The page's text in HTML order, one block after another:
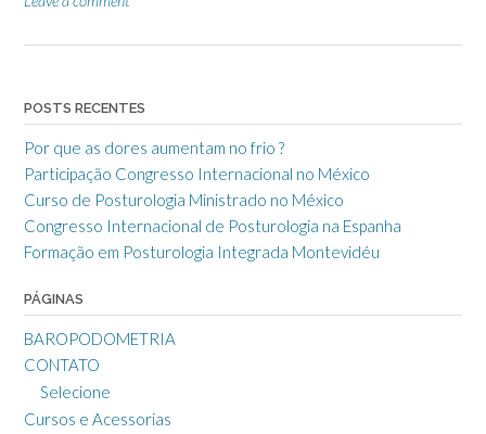
POSTS RECENTES
Por que as dores aumentam no frio ?
Participação Congresso Internacional no México
Curso de Posturologia Ministrado no México
Congresso Internacional de Posturologia na Espanha
Formação em Posturologia Integrada Montevidéu
PÁGINAS
BAROPODOMETRIA
CONTATO
Selecione
Cursos e Acessorias